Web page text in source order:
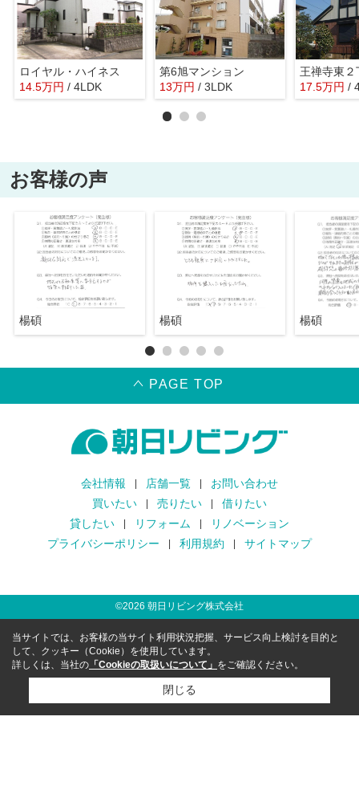
ロイヤル・ハイネス
14.5万円 / 4LDK
第6旭マンション
13万円 / 3LDK
王禅寺東２
17.5万円 /
お客様の声
楊碩 楊碩 楊碩
PAGE TOP
会社情報 店舗一覧
お問い合わせ
買いたい
売りたい
借りたい
貸したい
リフォーム
リノベーション
プライバシーポリシー
利用規約 サイトマップ
©2026 朝日リビング株式会社
当サイトでは、お客様の当サイト利用状況把握、サービス向上検討を目的と
して、クッキー（Cookie）を使用しています。
詳しくは、当社の 「Cookieの取扱いについて」 をご確認ください。
閉じる